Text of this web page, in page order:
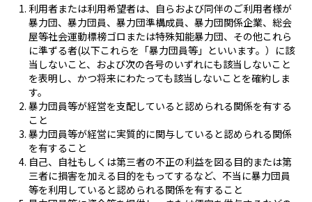
利用者または利用希望者は、自らおよび同伴のご利用者様が
暴力団、暴力団員、暴力団準構成員、暴力団関係企業、総会
屋等社会運動標榜ゴロまたは特殊知能暴力団、その他これら
に準ずる者(以下これらを「暴力団員等」といいます。）に該
当しないこと、および次の各号のいずれにも該当しないこと
を表明し、かつ将来にわたっても該当しないことを確約しま
す。
暴力団員等が経営を支配していると認められる関係を有する
こと
暴力団員等が経営に実質的に関与していると認められる関係
を有すること
自己、自社もしくは第三者の不正の利益を図る目的または第
三者に損害を加える目的をもってするなど、不当に暴力団員
等を利用していると認められる関係を有すること